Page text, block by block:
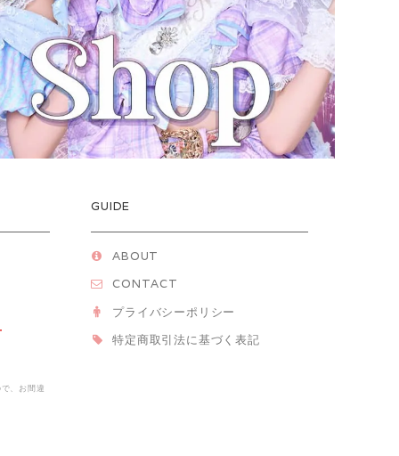
、お間違
GUIDE
ABOUT
CONTACT
プライバシーポリシー
特定商取引法に基づく表記